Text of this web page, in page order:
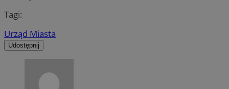
Tagi:
Urząd Miasta
Udostępnij